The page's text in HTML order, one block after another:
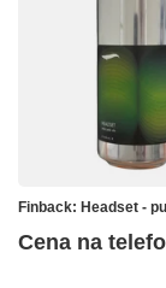
Finback: Headset -
Cena na